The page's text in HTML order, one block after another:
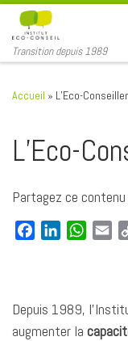
Passer au contenu
Transition depuis 1989
Accueil » L’Eco-
L’Eco-
Partagez ce contenu
b
o
e
d
W
s
A
l
Depuis 1989,
augmenter la